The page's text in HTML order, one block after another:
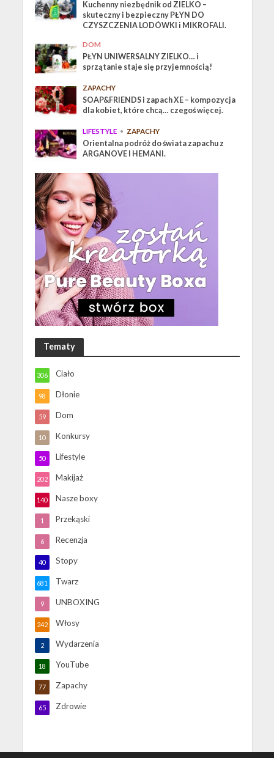
Kuchenny niezbędnik od ZIELKO –
skuteczny i bezpieczny PŁYN DO
CZYSZCZENIA LODÓWKI i MIKROFALI.
DOM
PŁYN UNIWERSALNY ZIELKO… i
sprzątanie staje się przyjemnością!
ZAPACHY
SOAP&FRIENDS i zapach XE – kompozycja
dla kobiet, które chcą… czegoś więcej.
LIFESTYLE • ZAPACHY
Orientalna podróż do świata zapachu z
ARGANOVE I HEMANI.
Tematy
Ciało
306
Dłonie
98
Dom
59
Konkursy
10
Lifestyle
50
Makijaż
202
Nasze boxy
140
Przekąski
1
Recenzja
6
Stopy
40
Twarz
681
UNBOXING
9
Włosy
242
Wydarzenia
2
YouTube
18
Zapachy
77
Zdrowie
65